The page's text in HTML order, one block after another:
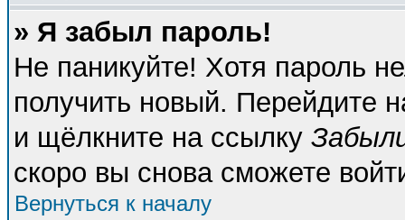
» Я забыл пароль!
Не паникуйте! Хотя пароль
получить новый. Перейдите
и щёлкните на ссылку
скоро вы снова сможете
Вернуться к началу